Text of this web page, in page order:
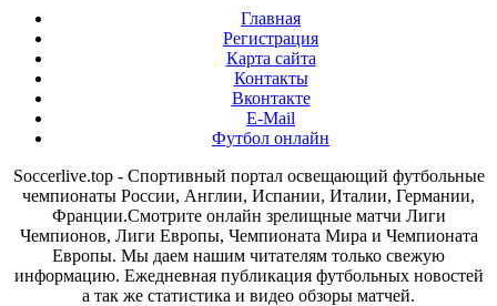
Главная
Регистрация
Карта сайта
Контакты
Вконтакте
E-Mail
Футбол онлайн
Soccerlive.top - Спортивный портал освещающий футбольные
чемпионаты России, Англии, Испании, Италии, Германии,
Франции.Смотрите онлайн зрелищные матчи Лиги
Чемпионов, Лиги Европы, Чемпионата Мира и Чемпионата
Европы. Мы даем нашим читателям только свежую
информацию. Ежедневная публикация футбольных новостей
а так же статистика и видео обзоры матчей.